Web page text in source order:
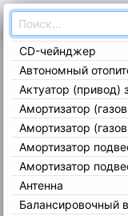
Главная/Каталог
CD-чейнджер
Автономный
Актуатор (привод)
Амортизатор
Амортизатор
Амортизатор
Амортизатор
Антенна
Балансировочный
Запчасти